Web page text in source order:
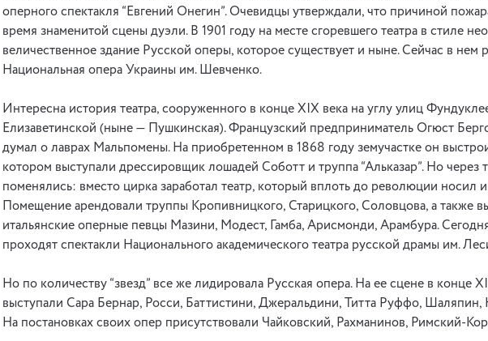
оперного спектакля “Евгений Онегин”. Очевидцы утверждали, что причиной
время знаменитой сцены дуэли. В 1901 году на месте сгоревшего театра в стиле
величественное здание Русской оперы, которое существует и ныне. Сейчас в нем
Национальная опера Украины им. Шевченко.
Интересна история театра, сооруженного в конце ХIХ века на углу улиц
Елизаветинской (ныне — Пушкинская). Французский предприниматель Огюст
думал о лаврах Мальпомены. На приобретенном в 1868 году земучастке он
котором выступали дрессировщик лошадей Соботт и труппа “Альказар”. Но через
поменялись: вместо цирка заработал театр, который вплоть до революции носил
Помещение арендовали труппы Кропивницкого, Старицкого, Соловцова, а также
итальянские оперные певцы Мазини, Модест, Гамба, Арисмонди, Арамбура.
проходят спектакли Национального академического театра русской драмы им.
Но по количеству “звезд” все же лидировала Русская опера. На ее сцене в конце
выступали Сара Бернар, Росси, Баттистини, Джеральдини, Титта Руффо,
На постановках своих опер присутствовали Чайковский, Рахманинов, Римский-